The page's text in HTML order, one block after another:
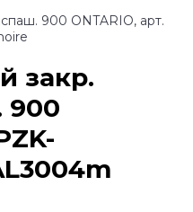
900 ONTARIO, арт.
закр.
900